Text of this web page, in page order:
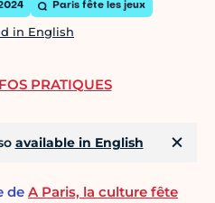
Paris fête les jeux
in English
available in English
de A Paris, la culture fête
PRATIQUES